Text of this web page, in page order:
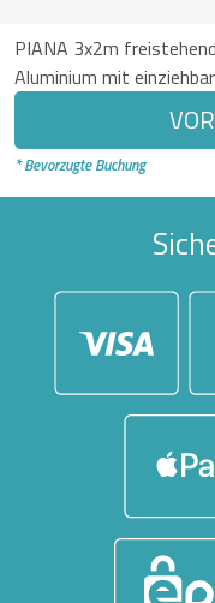
PIANA 3x2m
Aluminium mit
* Bevorzugte Buchung